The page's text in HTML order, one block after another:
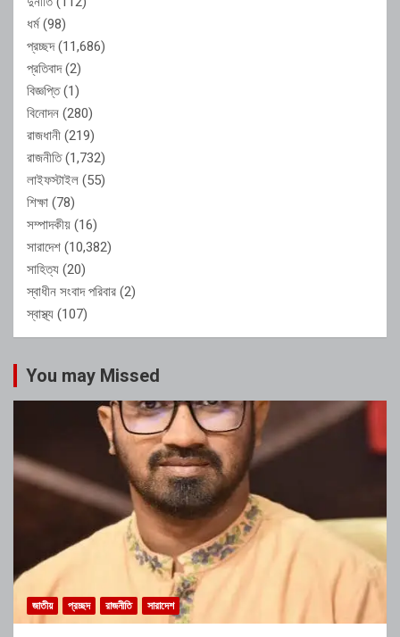
ধর্ম(98)
প্রচ্ছদ(11,686)
প্রতিবাদ(2)
বিজ্ঞপ্তি(1)
বিনোদন (280)
রাজধানী (219)
রাজনীতি(1,732)
লাইফস্টাইল (55)
শিক্ষা (78)
সম্পাদকীয় (16)
সারাদেশ (10,382)
সাহিত্য (20)
স্বাধীন সংবাদ পরিবার (2)
স্বাস্থ্য (107)
You may Missed
জাতীয় প্রচ্ছদ রাজনীতি সারাদেশ